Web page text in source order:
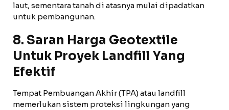
laut, sementara tanah di atasnya mulai dipadatkan
untuk pembangunan.
8. Saran Harga Geotextile
Untuk Proyek Landfill Yang
Efektif
Tempat Pembuangan Akhir (TPA) atau landfill
memerlukan sistem proteksi lingkungan yang